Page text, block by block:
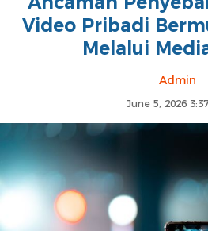
Video Pribadi
Melalui
Admin
June 5, 2026